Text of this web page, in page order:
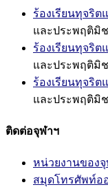
ร้องเรียนทุจริ
และประพฤติมิ
ร้องเรียนทุจริ
และประพฤติมิ
ร้องเรียนทุจริ
และประพฤติมิ
ติดต่อจุฬาฯ
หน่วยงานของจุ
สมุดโทรศัพท์อ